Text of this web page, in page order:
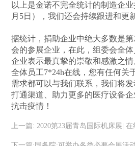
以上是金诺不完全统计的制造企
月5日），我们还会持续跟进和更
据统计，捐助企业中绝大多数是
会的参展企业，在此，组委会全
企业表示最真挚的崇敬和感激之情
全体员工7*24h在线，您有任何关
需求都可以与我们联系，我们将
打通渠道、助力更多的医疗设备
抗击疫情！
上一篇:2020第23届青岛国际机床展|